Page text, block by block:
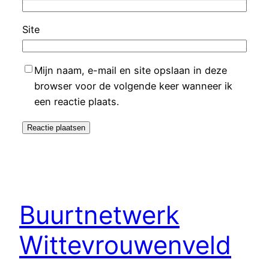
Site
Mijn naam, e-mail en site opslaan in deze
browser voor de volgende keer wanneer ik
een reactie plaats.
Buurtnetwerk
Wittevrouwenveld